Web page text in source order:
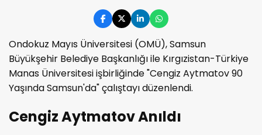
Ondokuz Mayıs Üniversitesi (OMÜ), Samsun
Büyükşehir Belediye Başkanlığı ile Kırgızistan-Türkiye
Manas Üniversitesi işbirliğinde "Cengiz Aytmatov 90
Yaşında Samsun'da" çalıştayı düzenlendi.
Cengiz Aytmatov Anıldı